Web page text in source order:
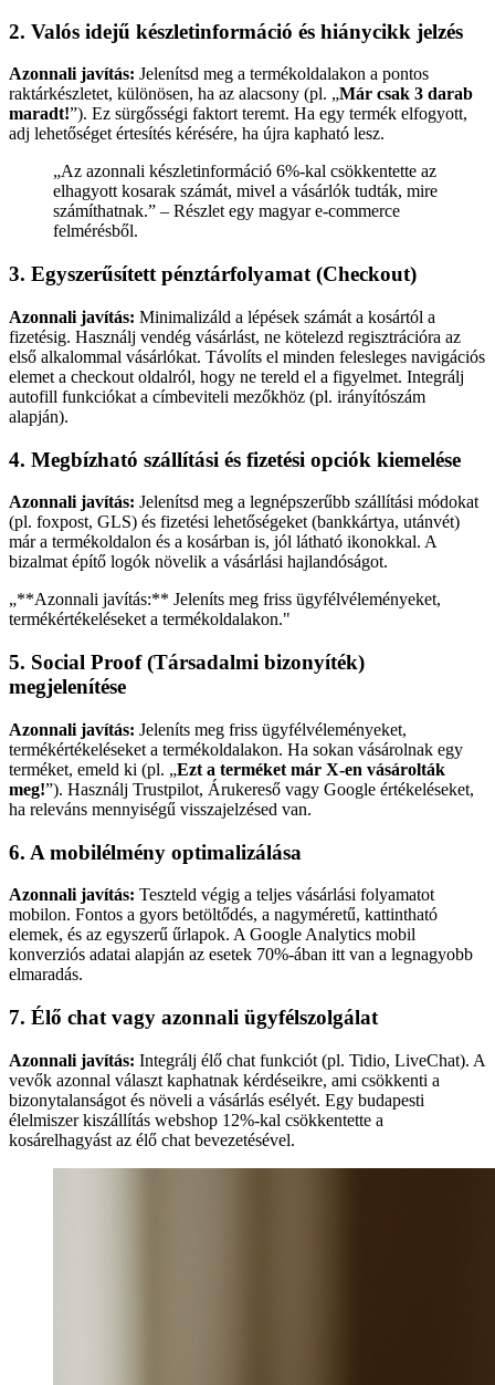
2. Valós idejű készletinformáció és hiánycikk jelzés
Azonnali javítás: Jelenítsd meg a termékoldalakon a pontos
raktárkészletet, különösen, ha az alacsony (pl. „Már csak 3 darab
maradt!”). Ez sürgősségi faktort teremt. Ha egy termék elfogyott,
adj lehetőséget értesítés kérésére, ha újra kapható lesz.
„Az azonnali készletinformáció 6%-kal csökkentette az
elhagyott kosarak számát, mivel a vásárlók tudták, mire
számíthatnak.” – Részlet egy magyar e-commerce
felmérésből.
3. Egyszerűsített pénztárfolyamat (Checkout)
Azonnali javítás: Minimalizáld a lépések számát a kosártól a
fizetésig. Használj vendég vásárlást, ne kötelezd regisztrációra az
első alkalommal vásárlókat. Távolíts el minden felesleges navigációs
elemet a checkout oldalról, hogy ne tereld el a figyelmet. Integrálj
autofill funkciókat a címbeviteli mezőkhöz (pl. irányítószám
alapján).
4. Megbízható szállítási és fizetési opciók kiemelése
Azonnali javítás: Jelenítsd meg a legnépszerűbb szállítási módokat
(pl. foxpost, GLS) és fizetési lehetőségeket (bankkártya, utánvét)
már a termékoldalon és a kosárban is, jól látható ikonokkal. A
bizalmat építő logók növelik a vásárlási hajlandóságot.
„**Azonnali javítás:** Jeleníts meg friss ügyfélvéleményeket,
termékértékeléseket a termékoldalakon."
5. Social Proof (Társadalmi bizonyíték)
megjelenítése
Azonnali javítás: Jeleníts meg friss ügyfélvéleményeket,
termékértékeléseket a termékoldalakon. Ha sokan vásárolnak egy
terméket, emeld ki (pl. „Ezt a terméket már X-en vásárolták
meg!”). Használj Trustpilot, Árukereső vagy Google értékeléseket,
ha releváns mennyiségű visszajelzésed van.
6. A mobilélmény optimalizálása
Azonnali javítás: Teszteld végig a teljes vásárlási folyamatot
mobilon. Fontos a gyors betöltődés, a nagyméretű, kattintható
elemek, és az egyszerű űrlapok. A Google Analytics mobil
konverziós adatai alapján az esetek 70%-ában itt van a legnagyobb
elmaradás.
7. Élő chat vagy azonnali ügyfélszolgálat
Azonnali javítás: Integrálj élő chat funkciót (pl. Tidio, LiveChat). A
vevők azonnal választ kaphatnak kérdéseikre, ami csökkenti a
bizonytalanságot és növeli a vásárlás esélyét. Egy budapesti
élelmiszer kiszállítás webshop 12%-kal csökkentette a
kosárelhagyást az élő chat bevezetésével.